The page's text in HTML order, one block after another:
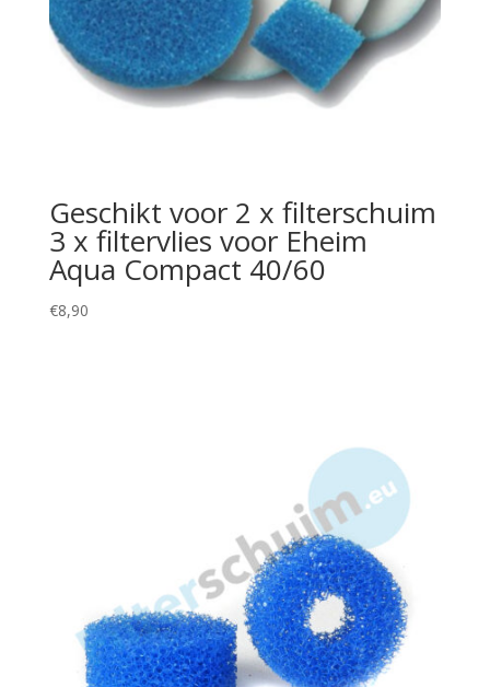
Geschikt voor 2 x filterschuim
3 x filtervlies voor Eheim
Aqua Compact 40/60
€8,90